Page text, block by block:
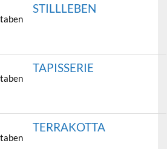
STILLLEBEN
TAPISSERIE
TERRAKOTTA